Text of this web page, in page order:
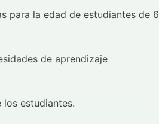
para la edad de estudiantes de 6
de aprendizaje
estudiantes.